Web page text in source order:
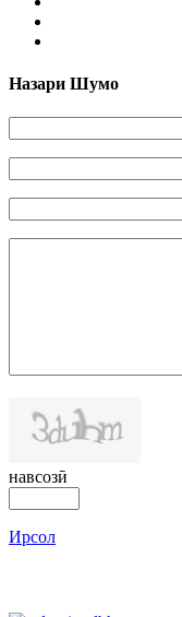
Назари Шумо
навсозӣ
Ирсол